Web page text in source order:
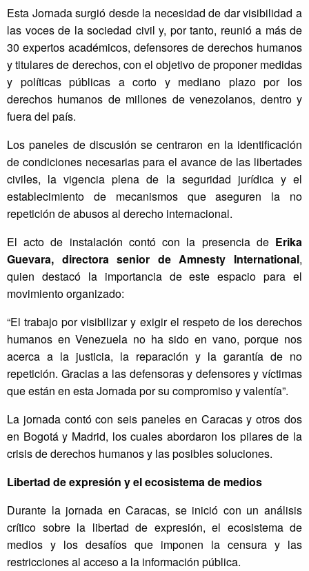
Esta Jornada surgió desde la necesidad de dar visibilidad a
las voces de la sociedad civil y, por tanto, reunió a más de
30 expertos académicos, defensores de derechos humanos
y titulares de derechos, con el objetivo de proponer medidas
y políticas públicas a corto y mediano plazo por los
derechos humanos de millones de venezolanos, dentro y
fuera del país.
Los paneles de discusión se centraron en la identificación
de condiciones necesarias para el avance de las libertades
civiles, la vigencia plena de la seguridad jurídica y el
establecimiento de mecanismos que aseguren la no
repetición de abusos al derecho internacional.
El acto de instalación contó con la presencia de Erika
Guevara, directora senior de Amnesty International,
quien destacó la importancia de este espacio para el
movimiento organizado:
“El trabajo por visibilizar y exigir el respeto de los derechos
humanos en Venezuela no ha sido en vano, porque nos
acerca a la justicia, la reparación y la garantía de no
repetición. Gracias a las defensoras y defensores y víctimas
que están en esta Jornada por su compromiso y valentía”.
La jornada contó con seis paneles en Caracas y otros dos
en Bogotá y Madrid, los cuales abordaron los pilares de la
crisis de derechos humanos y las posibles soluciones.
Libertad de expresión y el ecosistema de medios
Durante la jornada en Caracas, se inició con un análisis
crítico sobre la libertad de expresión, el ecosistema de
medios y los desafíos que imponen la censura y las
restricciones al acceso a la información pública.